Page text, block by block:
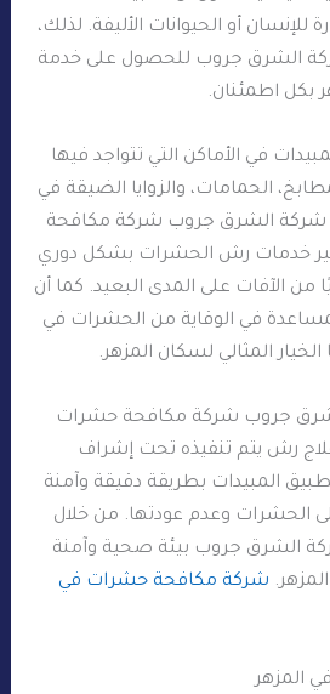
أو الحيوانات الأليفة. لذلك،
الشرق جروب للحصول على خدمة
بكل اطمئنان.
في الأماكن التي تتواجد فيها
الحمامات، والزوايا الضيقة في
شركة الشرق جروب شركة مكافحة
خدمات رش الحشرات بشكل دوري
من الآفات على المدى البعيد. كما أن
في الوقاية من الحشرات في
المثالي لسكان المزهر.
جروب شركة مكافحة حشرات
رش يتم تنفيذه تحت إشراف
المبيدات بطريقة دقيقة وآمنة
الحشرات وعدم عودتها. من خلال
الشرق جروب بيئة صحية وآمنة
شركة مكافحة حشرات في
المزهر